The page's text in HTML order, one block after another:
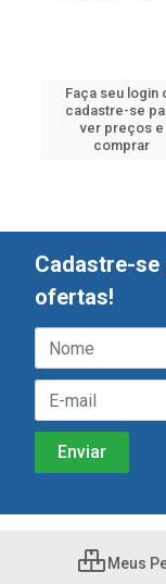
Faça seu login
cadastre-se
ver preços e
comprar
Cadastre-se
ofertas!
Meus